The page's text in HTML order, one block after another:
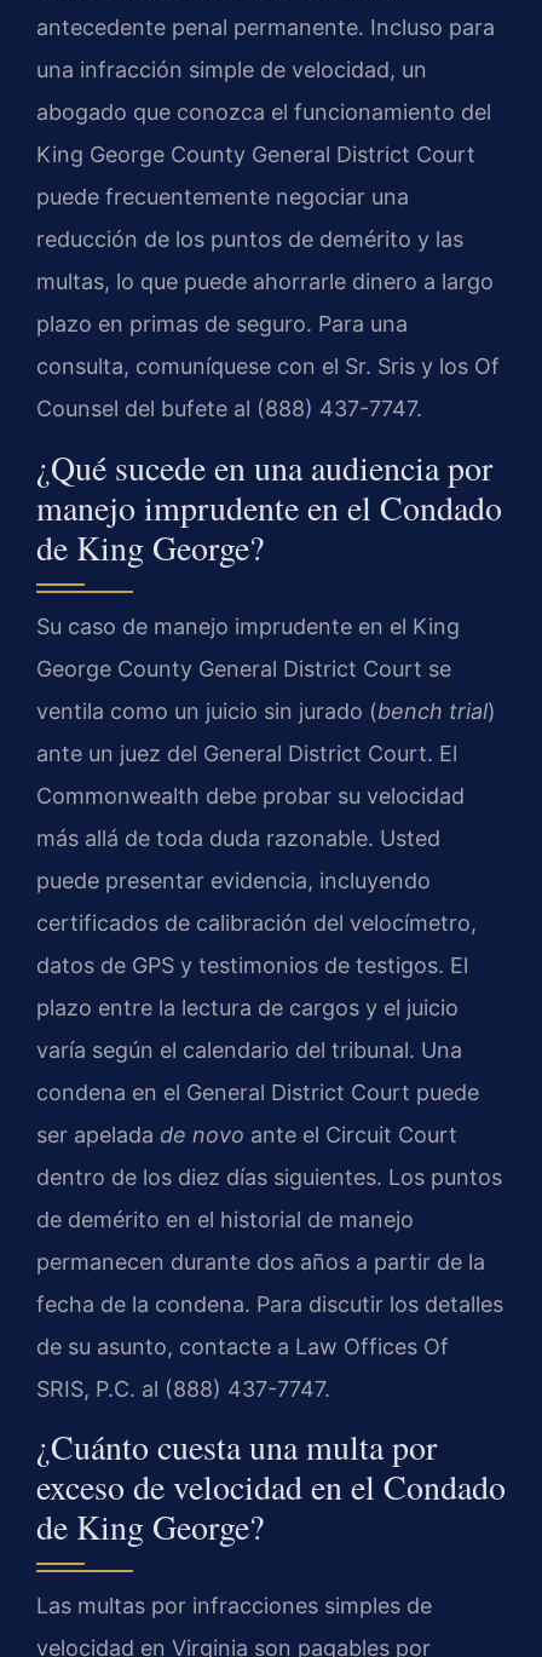
antecedente penal permanente. Incluso para
una infracción simple de velocidad, un
abogado que conozca el funcionamiento del
King George County General District Court
puede frecuentemente negociar una
reducción de los puntos de demérito y las
multas, lo que puede ahorrarle dinero a largo
plazo en primas de seguro. Para una
consulta, comuníquese con el Sr. Sris y los Of
Counsel del bufete al (888) 437-7747.
¿Qué sucede en una audiencia por
manejo imprudente en el Condado
de King George?
Su caso de manejo imprudente en el King
George County General District Court se
ventila como un juicio sin jurado (bench trial)
ante un juez del General District Court. El
Commonwealth debe probar su velocidad
más allá de toda duda razonable. Usted
puede presentar evidencia, incluyendo
certificados de calibración del velocímetro,
datos de GPS y testimonios de testigos. El
plazo entre la lectura de cargos y el juicio
varía según el calendario del tribunal. Una
condena en el General District Court puede
ser apelada de novo ante el Circuit Court
dentro de los diez días siguientes. Los puntos
de demérito en el historial de manejo
permanecen durante dos años a partir de la
fecha de la condena. Para discutir los detalles
de su asunto, contacte a Law Offices Of
SRIS, P.C. al (888) 437-7747.
¿Cuánto cuesta una multa por
exceso de velocidad en el Condado
de King George?
Las multas por infracciones simples de
velocidad en Virginia son pagables por